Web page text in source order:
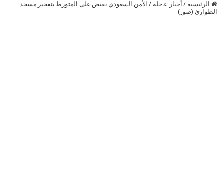
الرئيسية / أخبار عاجلة /
الأمن السعودي يقبض على المتورط بتفجير مسجد
الطوارئ (صور)